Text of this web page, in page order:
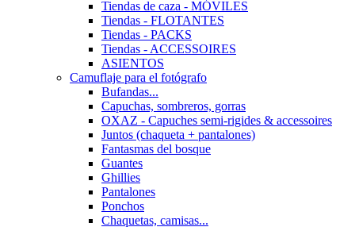
Tiendas de caza - MÓVILES
Tiendas - FLOTANTES
Tiendas - PACKS
Tiendas - ACCESSOIRES
ASIENTOS
Camuflaje para el fotógrafo
Bufandas...
Capuchas, sombreros, gorras
OXAZ - Capuches semi-rigides & accessoires
Juntos (chaqueta + pantalones)
Fantasmas del bosque
Guantes
Ghillies
Pantalones
Ponchos
Chaquetas, camisas...